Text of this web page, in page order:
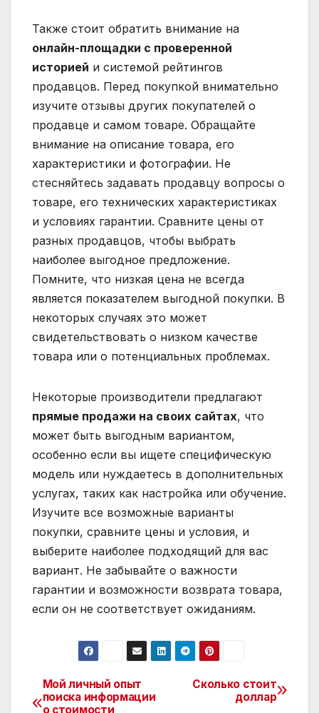
Также стоит обратить внимание на
онлайн-площадки с проверенной
историей и системой рейтингов
продавцов. Перед покупкой внимательно
изучите отзывы других покупателей о
продавце и самом товаре. Обращайте
внимание на описание товара, его
характеристики и фотографии. Не
стесняйтесь задавать продавцу вопросы о
товаре, его технических характеристиках
и условиях гарантии. Сравните цены от
разных продавцов, чтобы выбрать
наиболее выгодное предложение.
Помните, что низкая цена не всегда
является показателем выгодной покупки. В
некоторых случаях это может
свидетельствовать о низком качестве
товара или о потенциальных проблемах.
Некоторые производители предлагают
прямые продажи на своих сайтах, что
может быть выгодным вариантом,
особенно если вы ищете специфическую
модель или нуждаетесь в дополнительных
услугах, таких как настройка или обучение.
Изучите все возможные варианты
покупки, сравните цены и условия, и
выберите наиболее подходящий для вас
вариант. Не забывайте о важности
гарантии и возможности возврата товара,
если он не соответствует ожиданиям.
Навигация
Сколько стоит
доллар
Мой личный опыт
поиска информации
о стоимости